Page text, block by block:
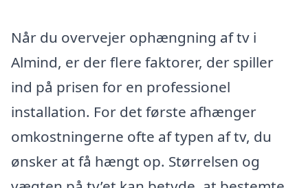
Når du overvejer ophængning af tv i
Almind, er der flere faktorer, der spiller
ind på prisen for en professionel
installation. For det første afhænger
omkostningerne ofte af typen af tv, du
ønsker at få hængt op. Størrelsen og